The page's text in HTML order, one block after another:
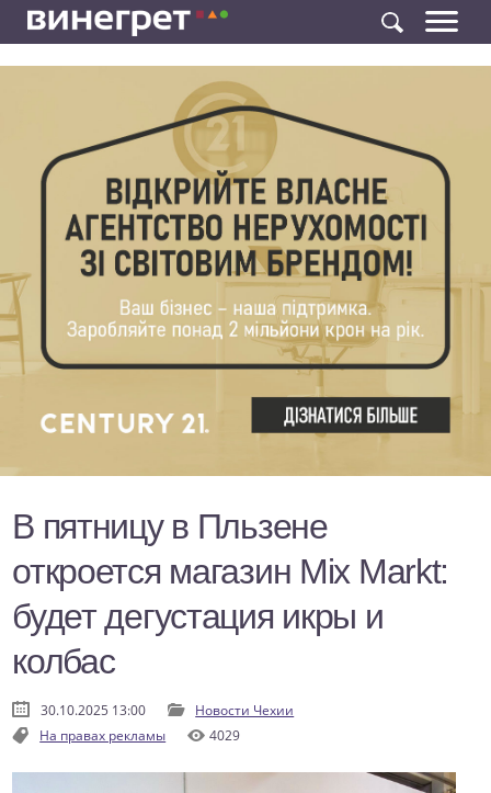
В пятницу в Пльзене
откроется магазин Mix Markt:
будет дегустация икры и
колбас
30.10.2025 13:00
Новости Чехии
На правах рекламы
4029